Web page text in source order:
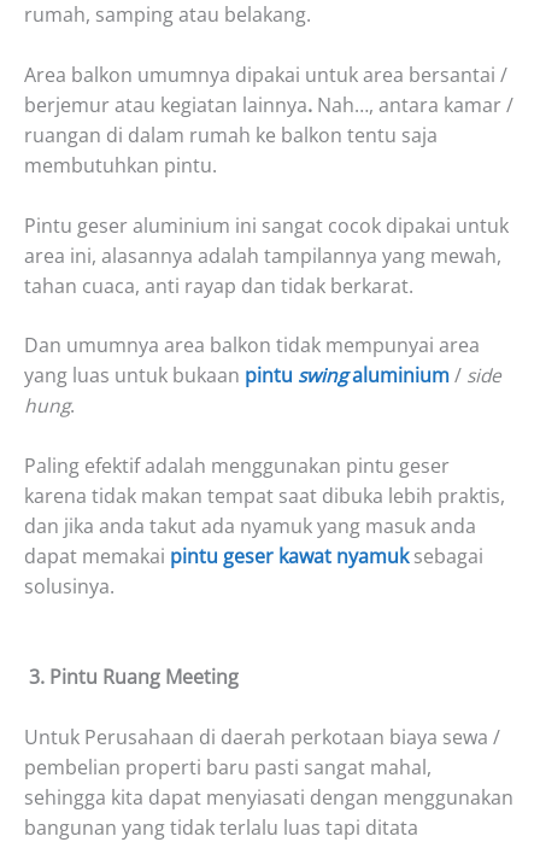
rumah, samping atau belakang.
Area balkon umumnya dipakai untuk area bersantai /
berjemur atau kegiatan lainnya. Nah…, antara kamar /
ruangan di dalam rumah ke balkon tentu saja
membutuhkan pintu.
Pintu geser aluminium ini sangat cocok dipakai untuk
area ini, alasannya adalah tampilannya yang mewah,
tahan cuaca, anti rayap dan tidak berkarat.
Dan umumnya area balkon tidak mempunyai area
yang luas untuk bukaan pintu swingaluminium/ side
hung.
Paling efektif adalah menggunakan pintu geser
karena tidak makan tempat saat dibuka lebih praktis,
dan jika anda takut ada nyamuk yang masuk anda
dapat memakai pintu geser kawat nyamuksebagai
solusinya.
3. Pintu Ruang Meeting
Untuk Perusahaan di daerah perkotaan biaya sewa /
pembelian properti baru pasti sangat mahal,
sehingga kita dapat menyiasati dengan menggunakan
bangunan yang tidak terlalu luas tapi ditata